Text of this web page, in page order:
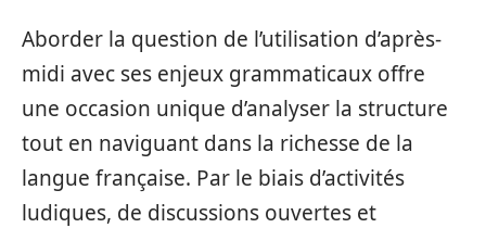
Aborder la question de l’utilisation d’après-
midi avec ses enjeux grammaticaux offre
une occasion unique d’analyser la structure
tout en naviguant dans la richesse de la
langue française. Par le biais d’activités
ludiques, de discussions ouvertes et